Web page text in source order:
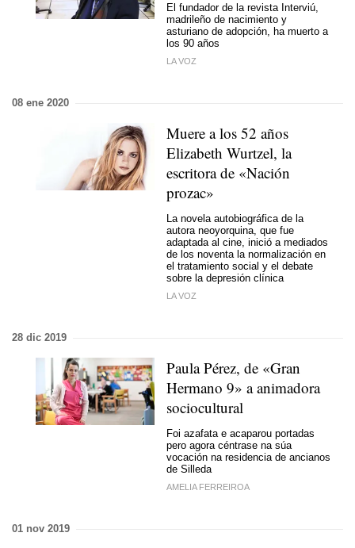
El fundador de la revista Interviú,
madrileño de nacimiento y
asturiano de adopción, ha muerto a
los 90 años
LA VOZ
08 ene 2020
Muere a los 52 años
Elizabeth Wurtzel, la
escritora de «Nación
prozac»
La novela autobiográfica de la
autora neoyorquina, que fue
adaptada al cine, inició a mediados
de los noventa la normalización en
el tratamiento social y el debate
sobre la depresión clínica
LA VOZ
28 dic 2019
Paula Pérez, de «Gran
Hermano 9» a animadora
sociocultural
Foi azafata e acaparou portadas
pero agora céntrase na súa
vocación na residencia de ancianos
de Silleda
AMELIA FERREIROA
01 nov 2019